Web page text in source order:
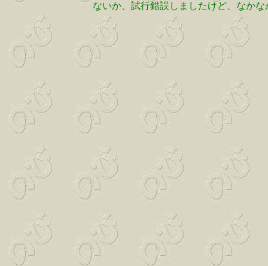
ないか、試行錯誤しましたけど、なか